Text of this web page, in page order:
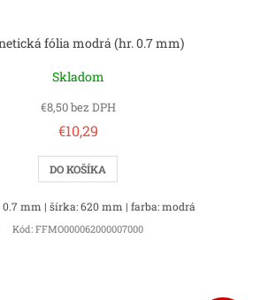
fólia modrá (hr. 0.7 mm)
Skladom
€8,50 bez DPH
€10,29
DO KOŠÍKA
mm | šírka: 620 mm | farba: modrá
Kód: FFMO000062000007000